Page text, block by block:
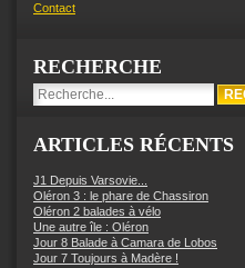
Contact
RECHERCHE
ARTICLES RÉCENTS
J1 Depuis Varsovie...
Oléron 3 : le phare de Chassiron
Oléron 2 balades à vélo
Une autre île : Oléron
Jour 8 Balade à Camara de Lobos
Jour 7 Toujours à Madère !